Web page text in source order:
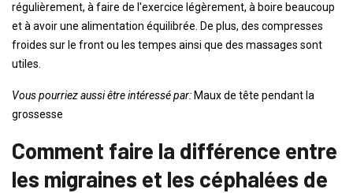
régulièrement, à faire de l'exercice légèrement, à boire beaucoup
et à avoir une alimentation équilibrée. De plus, des compresses
froides sur le front ou les tempes ainsi que des massages sont
utiles.
Vous pourriez aussi être intéressé par: Maux de tête pendant la
grossesse
Comment faire la différence entre
les migraines et les céphalées de